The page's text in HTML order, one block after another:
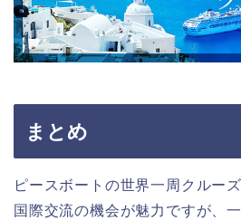
まとめ
ピースボートの世界一周クルー
国際交流の機会が魅力ですが、